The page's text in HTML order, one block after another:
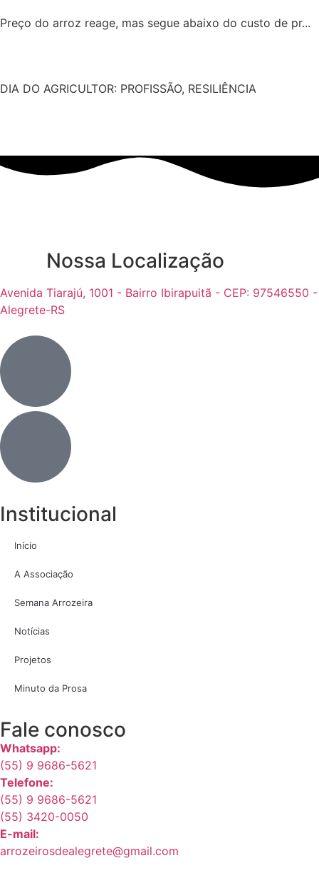
Preço do arroz reage, mas segue abaixo do custo de pr...
DIA DO AGRICULTOR: PROFISSÃO, RESILIÊNCIA
Nossa Localização
Avenida Tiarajú, 1001 - Bairro Ibirapuitã - CEP: 97546550 -
Alegrete-RS
Institucional
Início
A Associação
Semana Arrozeira
Notícias
Projetos
Minuto da Prosa
Fale conosco
Whatsapp:
(55) 9 9686-5621
Telefone:
(55) 9 9686-5621
(55) 3420-0050
E-mail:
arrozeirosdealegrete@gmail.com